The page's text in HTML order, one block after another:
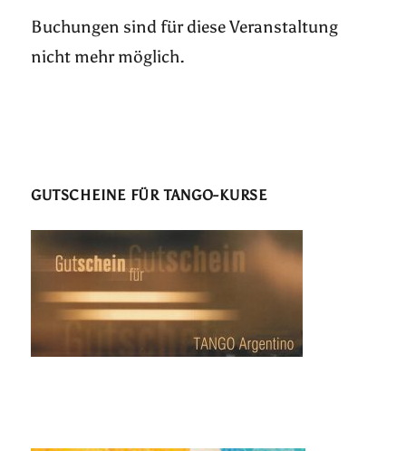
Buchungen sind für diese Veranstaltung
nicht mehr möglich.
GUTSCHEINE FÜR TANGO-KURSE